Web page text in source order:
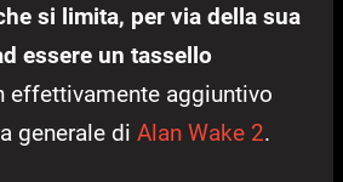
si limita, per via della sua
essere un tassello
effettivamente aggiuntivo
generale di Alan Wake 2.